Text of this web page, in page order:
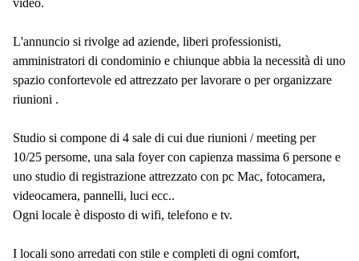
video.
L'annuncio si rivolge ad aziende, liberi professionisti,
amministratori di condominio e chiunque abbia la necessità di uno
spazio confortevole ed attrezzato per lavorare o per organizzare
riunioni .
Studio si compone di 4 sale di cui due riunioni / meeting per
10/25 persome, una sala foyer con capienza massima 6 persone e
uno studio di registrazione attrezzato con pc Mac, fotocamera,
videocamera, pannelli, luci ecc..
Ogni locale è disposto di wifi, telefono e tv.
I locali sono arredati con stile e completi di ogni comfort,